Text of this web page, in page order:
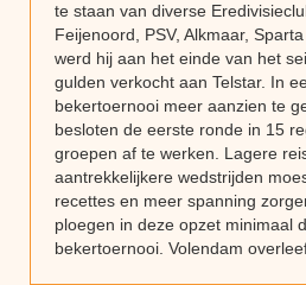
te staan van diverse
Feijenoord, PSV, Alkmaar,
werd hij aan het einde van het
gulden verkocht aan Telstar. In
bekertoernooi meer aanzien te
besloten de eerste ronde in 15
groepen af te werken. Lagere
aantrekkelijkere wedstrijden
recettes en meer spanning
ploegen in deze opzet minimaal
bekertoernooi. Volendam